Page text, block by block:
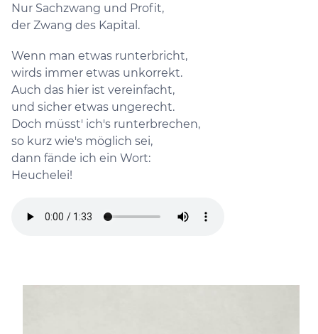
Nur Sachzwang und Profit,
der Zwang des Kapital.
Wenn man etwas runterbricht,
wirds immer etwas unkorrekt.
Auch das hier ist vereinfacht,
und sicher etwas ungerecht.
Doch müsst' ich's runterbrechen,
so kurz wie's möglich sei,
dann fände ich ein Wort:
Heuchelei!